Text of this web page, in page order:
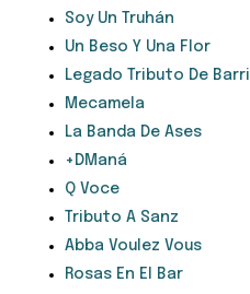
Soy Un Truhán
Un Beso Y Una Flor
Legado Tributo De
Mecamela
La Banda De Ases
+DManá
Q Voce
Tributo A Sanz
Abba Voulez Vous
Rosas En El Bar